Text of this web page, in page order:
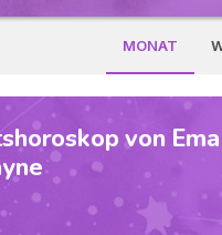
MONAT
von Ema